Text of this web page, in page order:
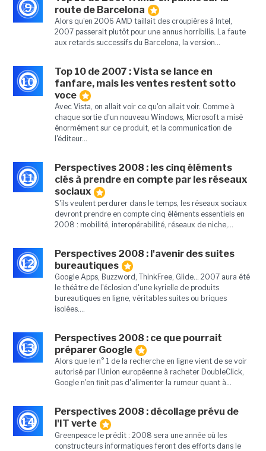
9
route de Barcelona
Alors qu'en 2006 AMD taillait des croupières à Intel,
2007 passerait plutôt pour une annus horribilis. La faute
aux retards successifs du Barcelona, la version...
10
Top 10 de 2007 : Vista se lance en
fanfare, mais les ventes restent sotto
voce
Avec Vista, on allait voir ce qu'on allait voir. Comme à
chaque sortie d'un nouveau Windows, Microsoft a misé
énormément sur ce produit, et la communication de
l'éditeur...
11
Perspectives 2008 : les cinq éléments
clés à prendre en compte par les réseaux
sociaux
S'ils veulent perdurer dans le temps, les réseaux sociaux
devront prendre en compte cinq éléments essentiels en
2008 : mobilité, interopérabilité, réseaux de niche,...
12
Perspectives 2008 : l'avenir des suites
bureautiques
Google Apps, Buzzword, ThinkFree, Glide... 2007 aura été
le théâtre de l'éclosion d'une kyrielle de produits
bureautiques en ligne, véritables suites ou briques
isolées....
13
Perspectives 2008 : ce que pourrait
préparer Google
Alors que le n° 1 de la recherche en ligne vient de se voir
autorisé par l'Union européenne à racheter DoubleClick,
Google n'en finit pas d'alimenter la rumeur quant à...
14
Perspectives 2008 : décollage prévu de
l'IT verte
Greenpeace le prédit : 2008 sera une année où les
constructeurs informatiques feront des efforts dans le